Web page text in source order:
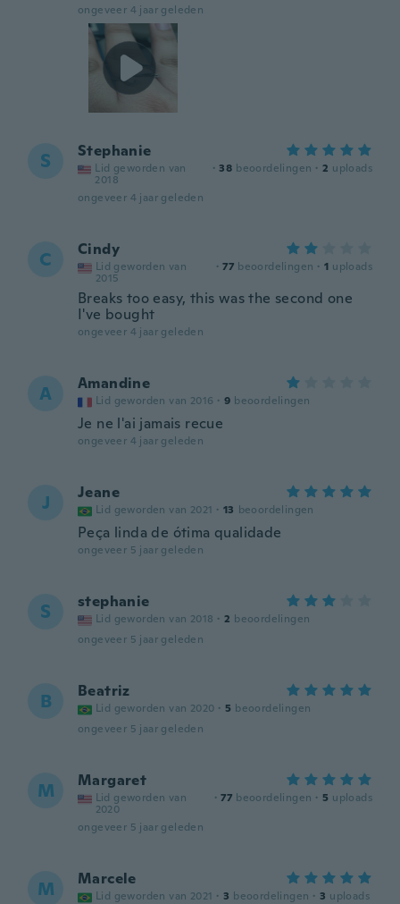
ongeveer 4 jaar geleden
S Stephanie
Lid geworden van
2018
· 38 beoordelingen · 2 uploads
ongeveer 4 jaar geleden
C Cindy
Lid geworden van
2015
· 77 beoordelingen · 1 uploads
Breaks too easy, this was the second one
I've bought
ongeveer 4 jaar geleden
A Amandine
Lid geworden van 2016 · 9 beoordelingen
Je ne l'ai jamais recue
ongeveer 4 jaar geleden
J Jeane
Lid geworden van 2021 · 13 beoordelingen
Peça linda de ótima qualidade
ongeveer 5 jaar geleden
S stephanie
Lid geworden van 2018 · 2 beoordelingen
ongeveer 5 jaar geleden
B Beatriz
Lid geworden van 2020 · 5 beoordelingen
ongeveer 5 jaar geleden
M Margaret
Lid geworden van
2020
· 77 beoordelingen · 5 uploads
ongeveer 5 jaar geleden
M Marcele
Lid geworden van 2021 · 3 beoordelingen · 3 uploads